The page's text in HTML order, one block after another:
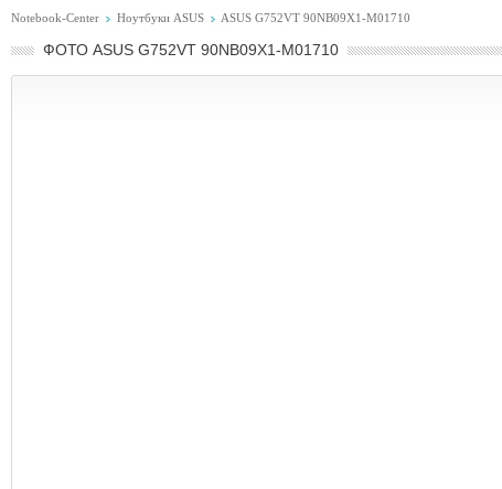
Notebook-Center Ноутбуки ASUS ASUS G752VT 90NB09X1-M01710
ФОТО ASUS G752VT 90NB09X1-M01710